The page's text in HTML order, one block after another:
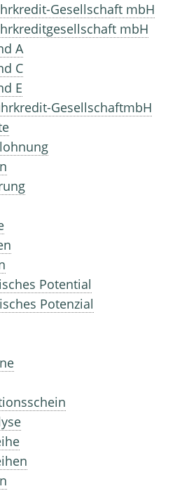
Gesellschaft mbH
mbH
A
C
E
GesellschaftmbH
Potential
Potenzial